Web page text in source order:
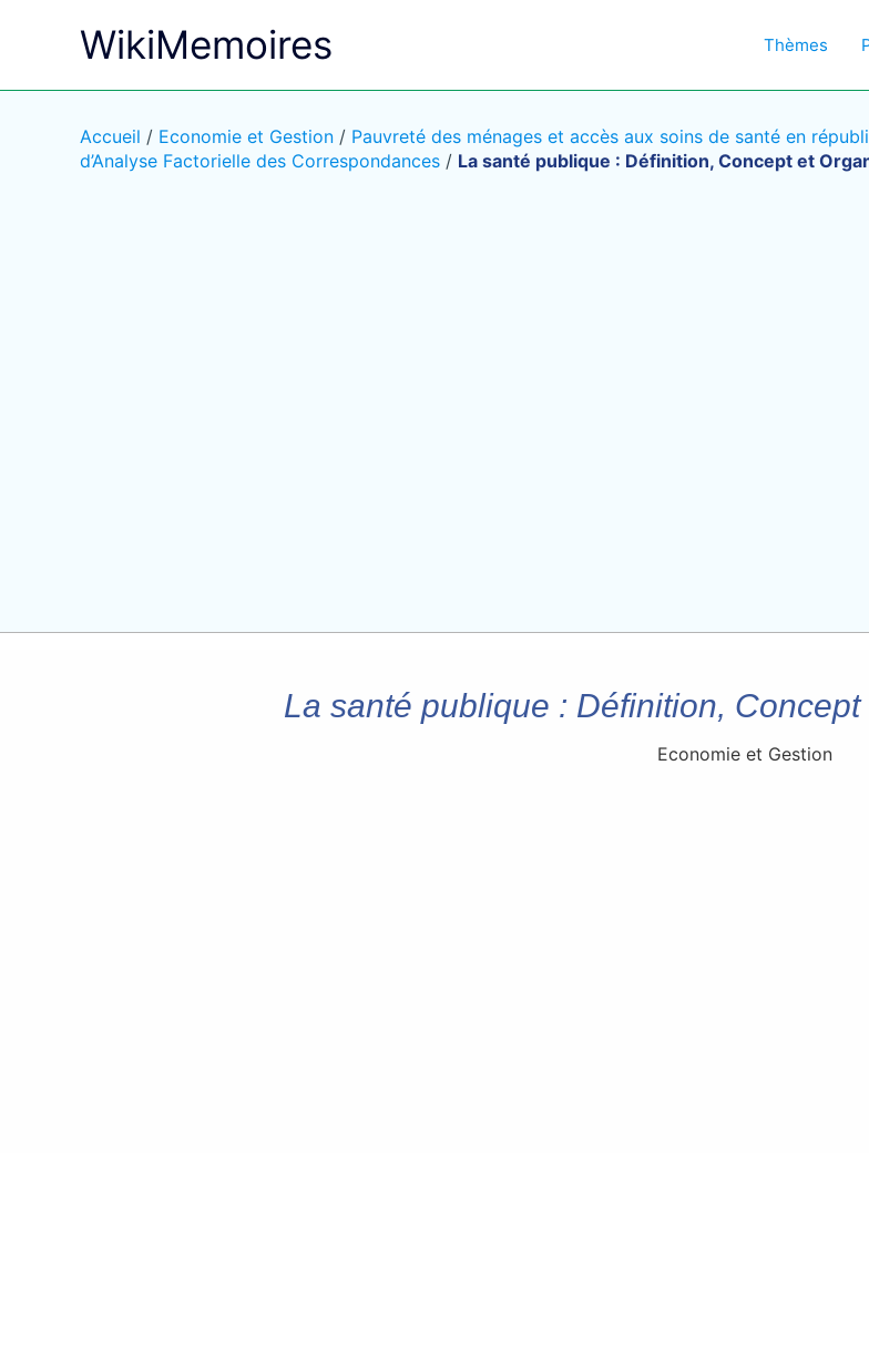
WikiMemoires Thèmes
Accueil / Economie et Gestion / Pauvreté des ménages et accès aux soins de santé en
d’Analyse Factorielle des Correspondances / La santé publique : Définition, Concept et
La santé publique : Définition,
Economie et Gestion